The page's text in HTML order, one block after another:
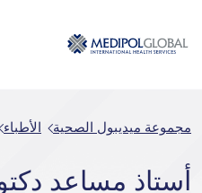
مجموعة ميديبول الصحية الأطباء